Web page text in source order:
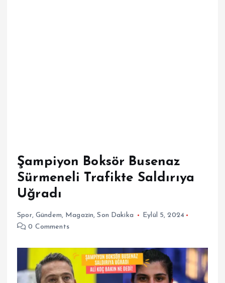
Şampiyon Boksör Busenaz
Sürmeneli Trafikte Saldırıya
Uğradı
Spor, Gündem, Magazin,Son Dakika
Eylül 5, 2024
0 Comments